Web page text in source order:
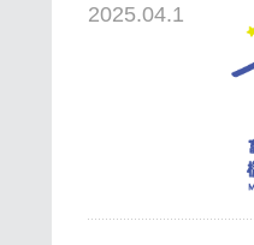
2025.04.1